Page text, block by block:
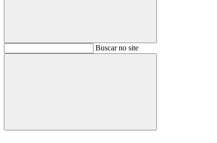
BuscarBuscar no site
Buscar